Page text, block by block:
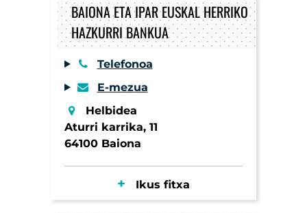
BAIONA ETA IPAR EUSKAL HERRIKO
HAZKURRI BANKUA
Telefonoa
E-mezua
Helbidea
Aturri karrika, 11
64100 Baiona
Ikus fitxa